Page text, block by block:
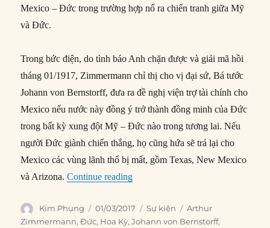
Mexico – Đức trong trường hợp nổ ra chiến tranh giữa Mỹ
và Đức.
Trong bức điện, do tình báo Anh chặn được và giải mã hồi
tháng 01/1917, Zimmermann chỉ thị cho vị đại sứ, Bá tước
Johann von Bernstorff, đưa ra đề nghị viện trợ tài chính cho
Mexico nếu nước này đồng ý trở thành đồng minh của Đức
trong bất kỳ xung đột Mỹ – Đức nào trong tương lai. Nếu
người Đức giành chiến thắng, họ cũng hứa sẽ trả lại cho
Mexico các vùng lãnh thổ bị mất, gồm Texas, New Mexico
và Arizona.Continue reading“01/03/1917: ‘Bức điện
Author
Kim Phụng
Posted
on
01/03/2017 Categories
Sự kiện Tags
Arthur
Zimmermann,Đức, Hoa Kỳ,Johann von Bernstorff,